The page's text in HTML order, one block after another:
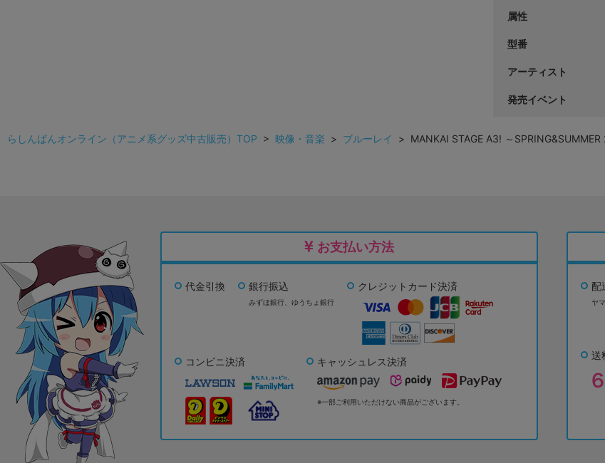
属性
型番
アーティスト
発売イベント
らしんばんオンライン（アニメ系グッズ中古販売）TOP > 映像・音楽 > ブルーレイ > MANKAI STAGE A3! ～
お支払い方法
代金引換 銀行振込
みずほ銀行、 ゆうちょ銀行
クレジットカード決済
コンビニ決済 キャッシュレス決済
※一部ご利用いただけない商品がございます。
配
ヤ
送